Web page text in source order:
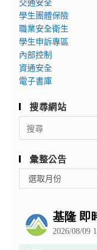
學生團體保險
職業安全衛生
學生申訴專區
內部控制
資通安全
電子書庫
搜尋網站
Search
for:
彙整公告
整
選取月份